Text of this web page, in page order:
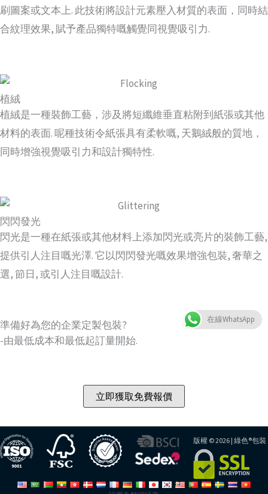
刷圖案或文本上. 此技術將設計元素壓入材質的表面，同時結
合紋理效果, 賦予產品獨特嘅觸覺同視覺吸引力.
植絨
植絨是一種裝飾工藝，涉及將短纖維垂直粘附到紙張或其他
材料的表面. 呢種技術令紙張具有柔軟嘅, 天鵝絨般的質地，
同時增強視覺吸引力和設計獨特性.
閃閃發光
閃光是一種在紙張或其他材料上添加閃光或亮片的裝飾工藝,
提供引人注目嘅光澤. 它以閃閃發光嘅效果增強包裝, 奢華之
選, 節日, 或引人注目嘅設計.
準備好為您的企業定製包裝?
-由最低成本和最低起訂量開始.
立即獲取免費報價
版權 © 2026 | 綠色®包裝
在線WhatsApp